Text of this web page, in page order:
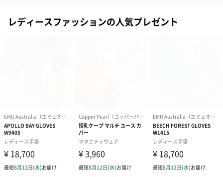
スキンケアグッズ
ハンドクリーム3本セッ
ト【ありがとう】
（1,100円）
シャワージェル＆ハン
ドクリーム（ピンクグ
レープフルーツ）
（2,145円）
ドクリーム（
ッシュローズ
円）
レディースファッションの人気プレゼント